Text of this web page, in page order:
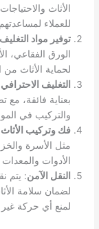
الأثاث
للعملاء
توفير مواد التغليف
الورق الفقاعي،
لحماية الأثاث
التغليف الاحترافي
بعناية فائقة،
والتركيب في
فك وتركيب الأثاث
مثل الأسرة
الأدوات والمعدات
النقل الآمن: يتم
لضمان سلامة
لمنع أي حركة